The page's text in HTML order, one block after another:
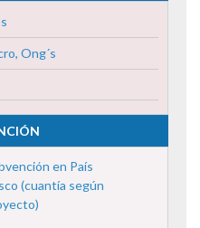
Ong´s
en País
(cuantía según